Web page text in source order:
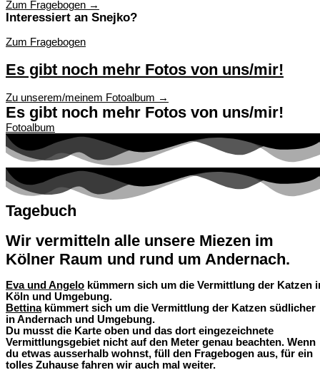
Zum Fragebogen →
Interessiert an Snejko?
Zum Fragebogen
Es gibt noch mehr Fotos von uns/mir!
Zu unserem/meinem Fotoalbum →
Es gibt noch mehr Fotos von uns/mir!
Fotoalbum
Tagebuch
Wir vermitteln alle unsere Miezen im
Kölner Raum und rund um Andernach.
Eva und Angelo kümmern sich um die Vermittlung der Katzen
Köln und Umgebung.
Bettinakümmert sich um die Vermittlung der Katzen südlicher
in Andernach und Umgebung.
Du musst die Karte oben und das dort eingezeichnete
Vermittlungsgebiet nicht auf den Meter genau beachten. Wenn
du etwas ausserhalb wohnst, füll den Fragebogen aus, für ein
tolles Zuhause fahren wir auch mal weiter.